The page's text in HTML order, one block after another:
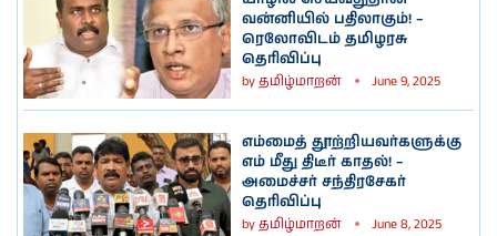
வன்னியில் பதிலாகும்! –
ரெலோவிடம் தமிழரசு
தெரிவிப்பு
byதமிழ்மாறன் June 9, 2025
எம்மைத் தூற்றியவர்களுக்கு
எம் மீது திடீர் காதல்! –
அமைச்சர் சந்திரசேகர்
தெரிவிப்பு
byதமிழ்மாறன் June 8, 2025